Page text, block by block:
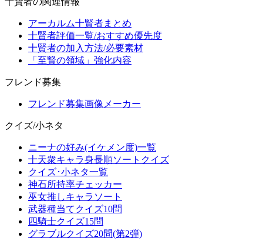
アーカルム十賢者まとめ
十賢者評価一覧/おすすめ優先度
十賢者の加入方法/必要素材
「至賢の領域」強化内容
フレンド募集
フレンド募集画像メーカー
クイズ/小ネタ
ニーナの好み(イケメン度)一覧
十天衆キャラ身長順ソートクイズ
クイズ･小ネタ一覧
神石所持率チェッカー
巫女推しキャラソート
武器種当てクイズ10問
四騎士クイズ15問
グラブルクイズ20問(第2弾)